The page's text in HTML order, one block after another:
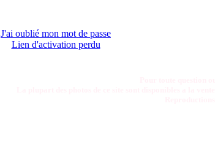
J'ai oublié mon mot de passe
Lien d'activation perdu